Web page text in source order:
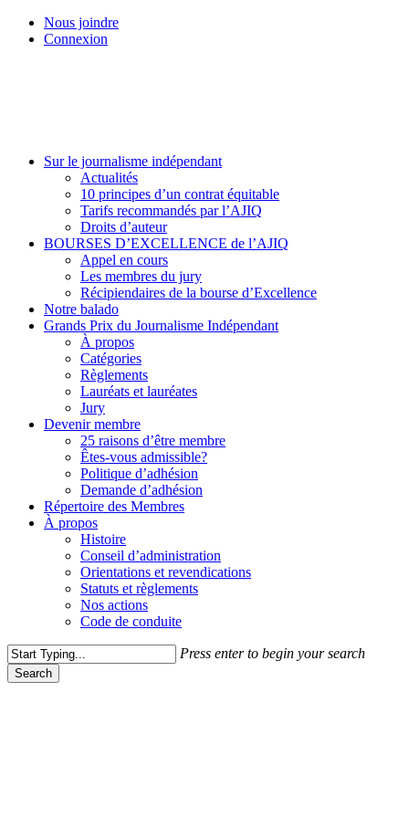
Skip
Nous joindre
Connexion
Menu
Sur le journalisme indépendant
Actualités
10 principes d’un contrat équitable
Tarifs recommandés par l’AJIQ
Droits d’auteur
BOURSES D’EXCELLENCE de l’AJIQ
Appel en cours
Les membres du jury
Récipiendaires de la bourse d’Excellence
Notre balado
Grands Prix du Journalisme Indépendant
À propos
Catégories
Règlements
Lauréats et lauréates
Jury
Devenir membre
25 raisons d’être membre
Êtes-vous admissible?
Politique d’adhésion
Demande d’adhésion
Répertoire des Membres
À propos
Histoire
Conseil d’administration
Orientations et revendications
Statuts et règlements
Nos actions
Code de conduite
Press enter to begin your search
Search